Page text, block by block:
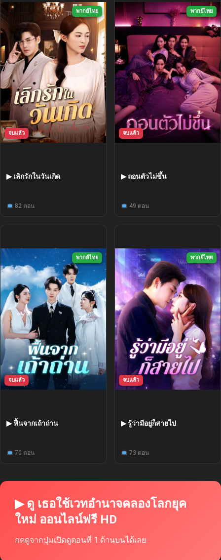
พากย์ไทย
จบแล้ว
▶ เลิกรักในวันเกิด
82 ตอน
พากย์ไทย
จบแล้ว
▶ ถอนตัวไม่ขึ้น
49 ตอน
พากย์ไทย
จบแล้ว
▶ ฟื้นจากเถ้าถ่าน
70 ตอน
พากย์ไทย
จบแล้ว
▶ รู้ว่ามีอยู่ก็สายไป
73 ตอน
▶ ดู เธอใช้เวทอำนาจคลองโลกยุค
ใหม่ ออนไลน์ฟรี HD
กดดูจากปุ่มเปิดดูตอนที่ 1 ด้านบนได้เลย